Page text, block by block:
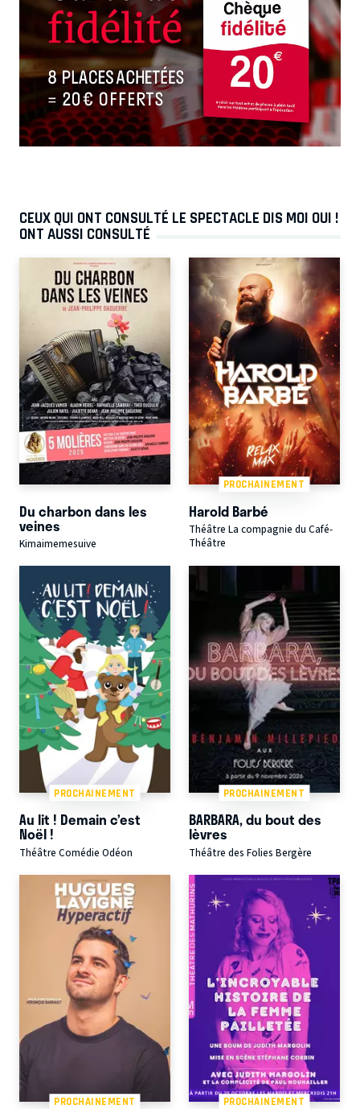
CEUX QUI ONT CONSULTÉ LE SPECTACLE DIS MOI OUI !
ONT AUSSI CONSULTÉ
Du charbon dans les
veines
Kimaimemesuive
PROCHAINEMENT
Harold Barbé
Théâtre La compagnie du Café-
Théâtre
PROCHAINEMENT
Au lit ! Demain c’est
Noël !
Théâtre Comédie Odéon
PROCHAINEMENT
BARBARA, du bout des
lèvres
Théâtre des Folies Bergère
PROCHAINEMENT PROCHAINEMENT